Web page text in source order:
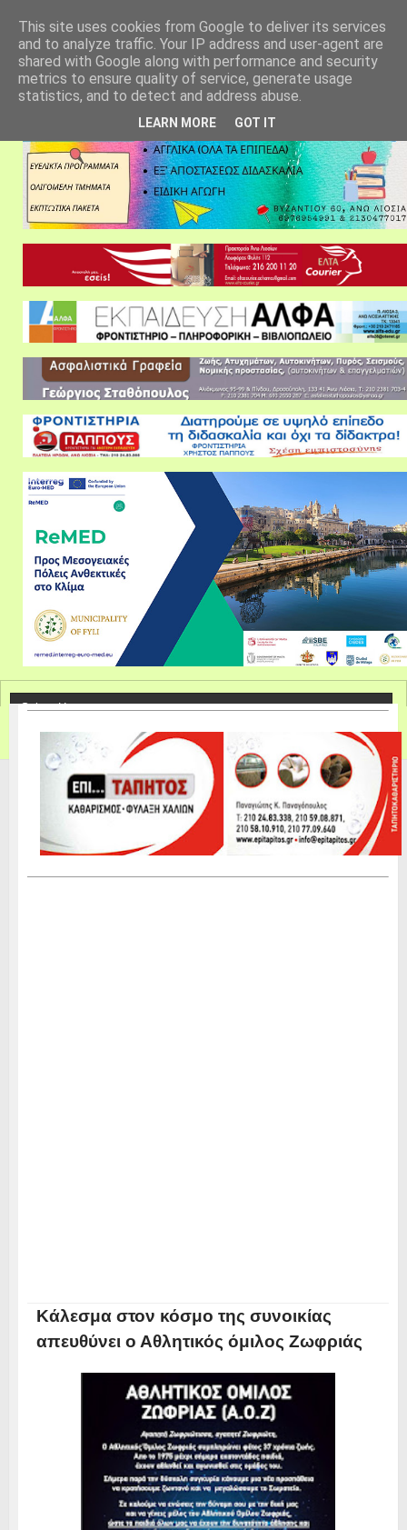
Kάλεσμα στον κόσμο της συνοικίας
απευθύνει ο Αθλητικός όμιλος Ζωφριάς
This site uses cookies from Google to deliver its services
and to analyze traffic. Your IP address and user-agent are
shared with Google along with performance and security
metrics to ensure quality of service, generate usage
statistics, and to detect and address abuse.
LEARN MORE GOT IT